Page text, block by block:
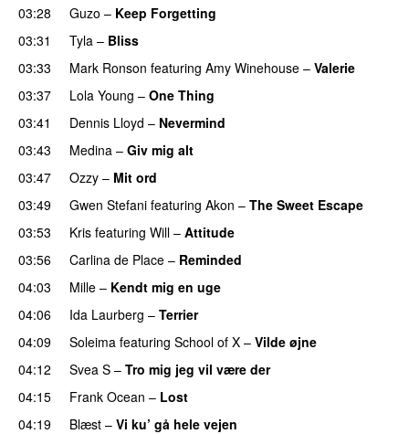
03:28 Guzo – Keep Forgetting
03:31
Tyla – Bliss
03:33
Mark Ronson featuring Amy Winehouse – Valerie
03:37
Lola Young – One Thing
03:41 Dennis Lloyd – Nevermind
03:43
Medina – Giv mig alt
03:47
Ozzy – Mit ord
03:49
Gwen Stefani featuring Akon – The Sweet Escape
03:53
Kris featuring Will – Attitude
03:56
Carlina de Place – Reminded
04:03
Mille – Kendt mig en uge
04:06
Ida Laurberg – Terrier
04:09 Soleima featuring School of X – Vilde øjne
04:12 Svea S – Tro mig jeg vil være der
04:15
Frank Ocean – Lost
04:19
Blæst – Vi ku’ gå hele vejen